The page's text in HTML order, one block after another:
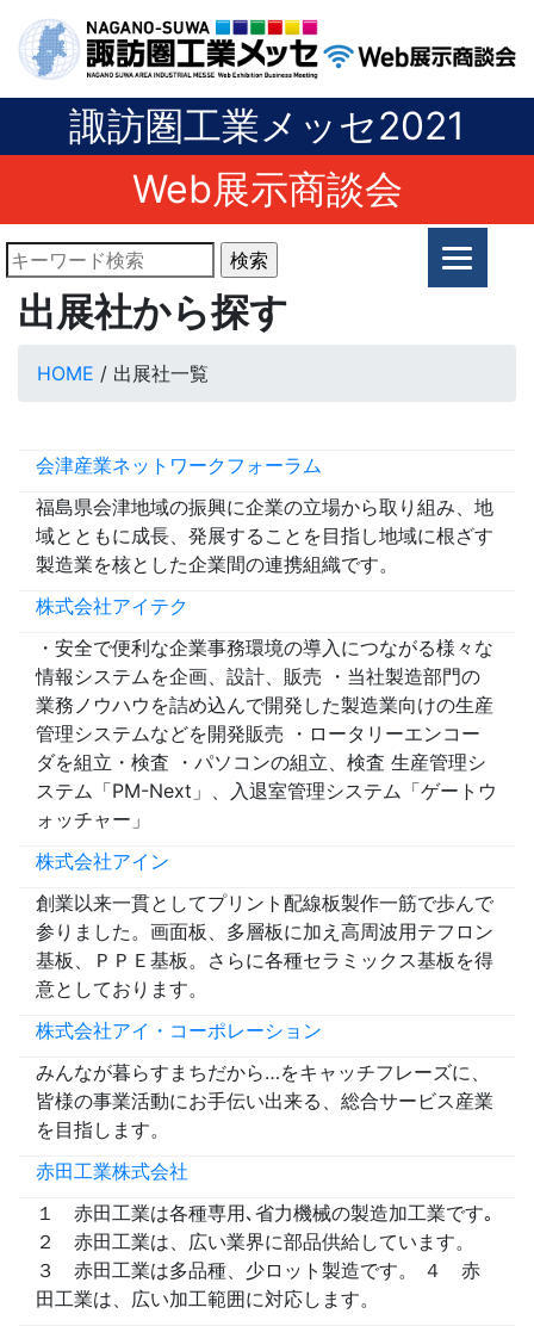
諏訪圏工業メッセ2021
Web展示商談会
出展社から探す
HOME / 出展社一覧
会津産業ネットワークフォーラム
福島県会津地域の振興に企業の立場から取り組み、地
域とともに成長、発展することを目指し地域に根ざす
製造業を核とした企業間の連携組織です。
株式会社アイテク
・安全で便利な企業事務環境の導入につながる様々な
情報システムを企画、設計、販売 ・当社製造部門の
業務ノウハウを詰め込んで開発した製造業向けの生産
管理システムなどを開発販売 ・ロータリーエンコー
ダを組立・検査 ・パソコンの組立、検査 生産管理シ
ステム「PM-Next」、入退室管理システム「ゲートウ
ォッチャー」
株式会社アイン
創業以来一貫としてプリント配線板製作一筋で歩んで
参りました。画面板、多層板に加え高周波用テフロン
基板、ＰＰＥ基板。さらに各種セラミックス基板を得
意としております。
株式会社アイ・コーポレーション
みんなが暮らすまちだから…をキャッチフレーズに、
皆様の事業活動にお手伝い出来る、総合サービス産業
を目指します。
赤田工業株式会社
１ 赤田工業は各種専用､省力機械の製造加工業です｡
２ 赤田工業は、広い業界に部品供給しています。
３ 赤田工業は多品種、少ロット製造です。 ４ 赤
田工業は、広い加工範囲に対応します。